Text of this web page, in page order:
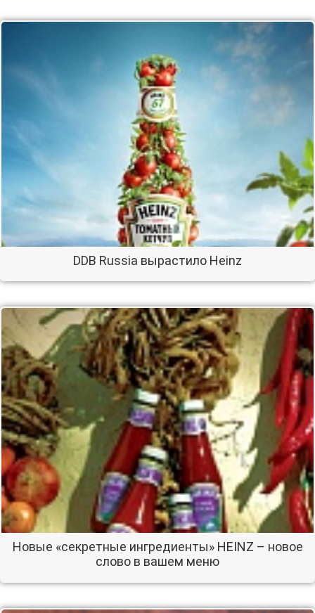
DDB Russia вырастило Heinz
Новые «секретные ингредиенты» HEINZ – новое
слово в вашем меню